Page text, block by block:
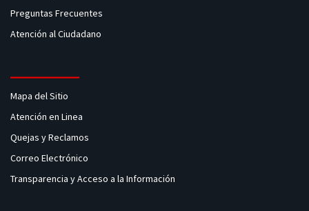
Preguntas Frecuentes
Atención al Ciudadano
Mapa del Sitio
Atención en Linea
Quejas y Reclamos
Correo Electrónico
Transparencia y Acceso a la Información